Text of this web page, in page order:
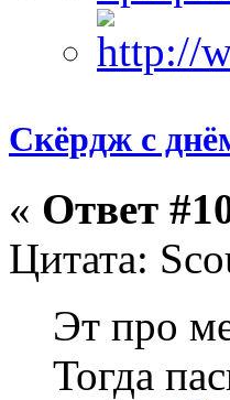
Скёрдж с
« Ответ
Цитата:
Эт про
Тогда